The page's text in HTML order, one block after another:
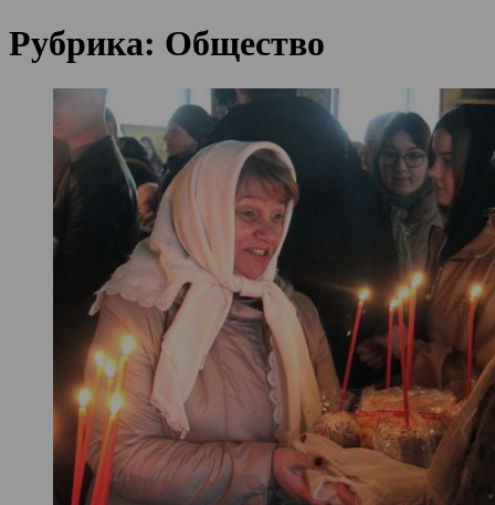
Рубрика: Общество